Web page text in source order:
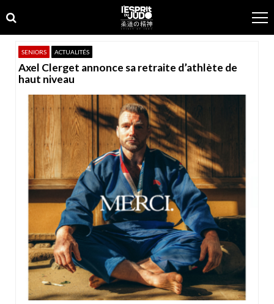
to
navigation
to
content
SENIORS ACTUALITÉS
Axel Clerget annonce sa retraite d’athlète de
haut niveau